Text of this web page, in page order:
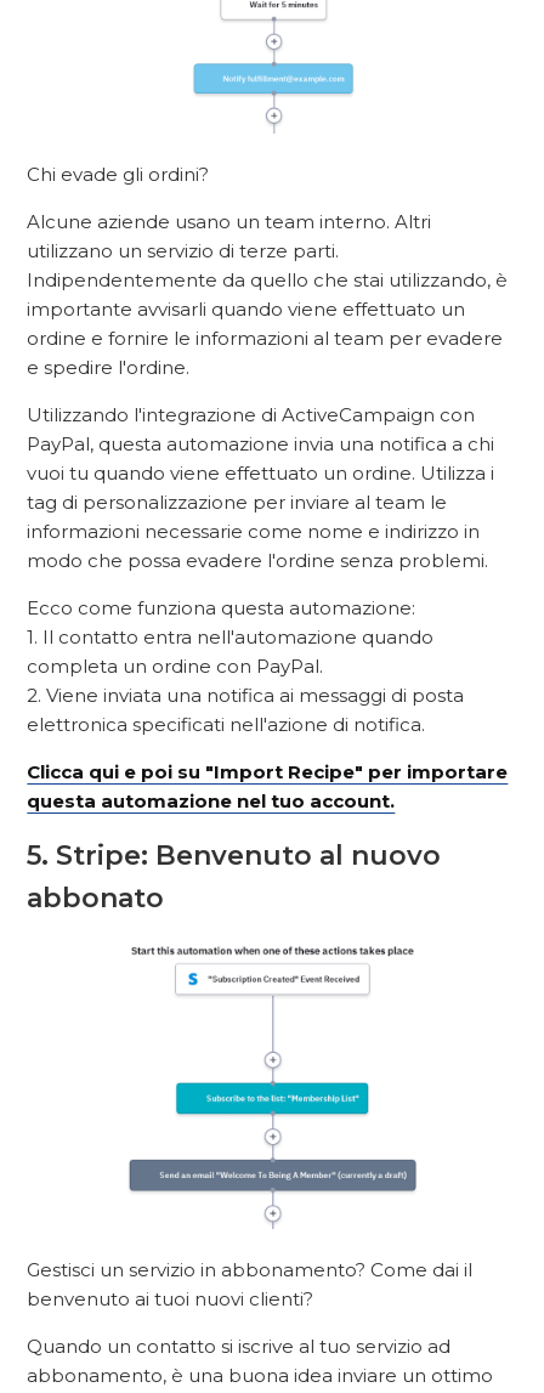
Chi evade gli ordini?
Alcune aziende usano un team interno. Altri
utilizzano un servizio di terze parti.
Indipendentemente da quello che stai utilizzando, è
importante avvisarli quando viene effettuato un
ordine e fornire le informazioni al team per evadere
e spedire l'ordine.
Utilizzando l'integrazione di ActiveCampaign con
PayPal, questa automazione invia una notifica a chi
vuoi tu quando viene effettuato un ordine. Utilizza i
tag di personalizzazione per inviare al team le
informazioni necessarie come nome e indirizzo in
modo che possa evadere l'ordine senza problemi.
Ecco come funziona questa automazione:
1. Il contatto entra nell'automazione quando
completa un ordine con PayPal.
2. Viene inviata una notifica ai messaggi di posta
elettronica specificati nell'azione di notifica.
Clicca qui e poi su "Import Recipe" per importare
questa automazione nel tuo account.
5. Stripe: Benvenuto al nuovo
abbonato
Gestisci un servizio in abbonamento? Come dai il
benvenuto ai tuoi nuovi clienti?
Quando un contatto si iscrive al tuo servizio ad
abbonamento, è una buona idea inviare un ottimo